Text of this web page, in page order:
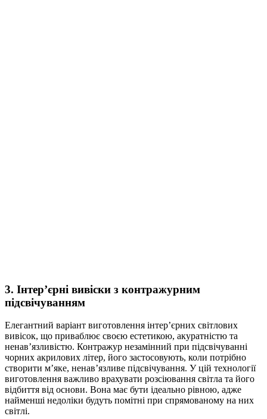
3. Інтер’єрні вивіски з контражурним
підсвічуванням
Елегантний варіант виготовлення інтер’єрних світлових
вивісок, що приваблює своєю естетикою, акуратністю та
ненав’язливістю. Контражур незамінний при підсвічуванні
чорних акрилових літер, його застосовують, коли потрібно
створити м’яке, ненав’язливе підсвічування. У цій технології
виготовлення важливо врахувати розсіювання світла та його
відбиття від основи. Вона має бути ідеально рівною, адже
найменші недоліки будуть помітні при спрямованому на них
світлі.